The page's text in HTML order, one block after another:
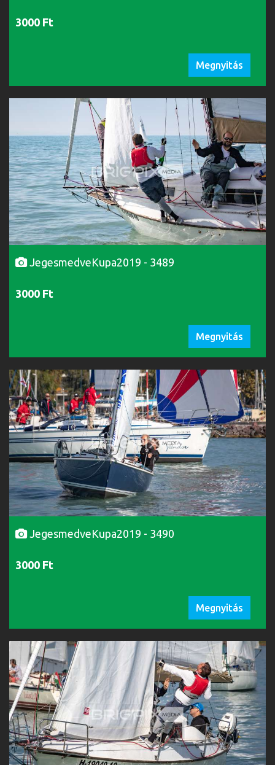
3000 Ft
Megnyitás
JegesmedveKupa2019 - 3489
3000 Ft
Megnyitás
JegesmedveKupa2019 - 3490
3000 Ft
Megnyitás